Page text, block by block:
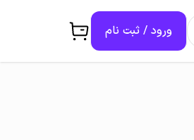
ورود / ثبت ‌نام